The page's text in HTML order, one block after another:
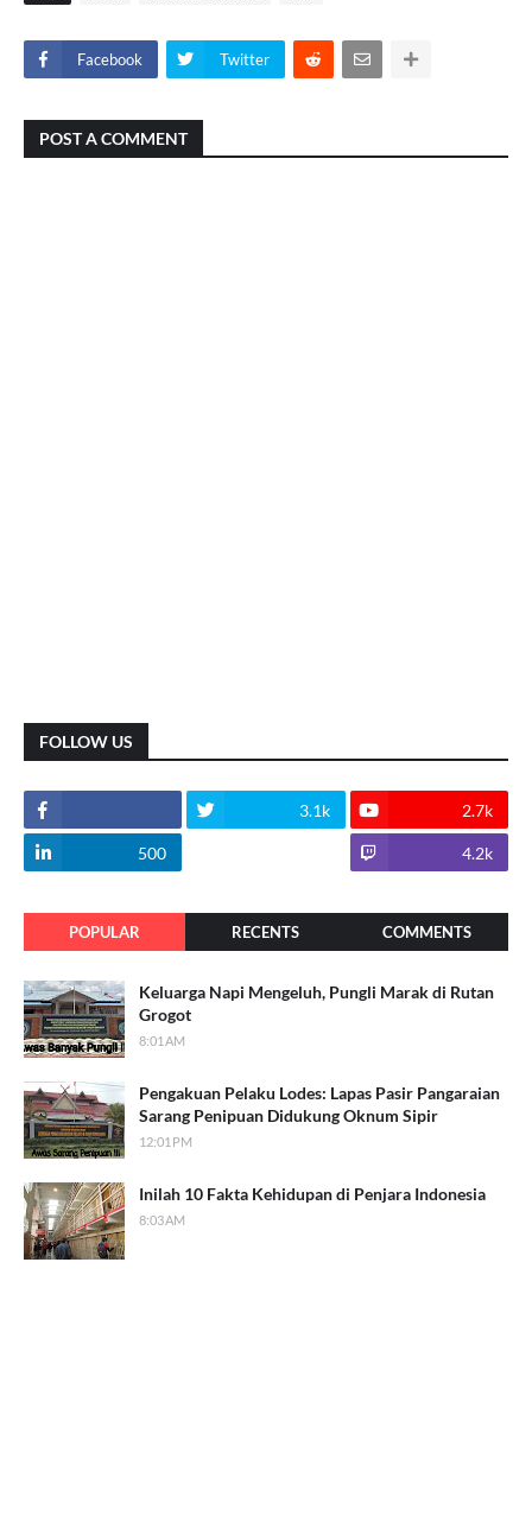
Facebook Twitter
POST A COMMENT
FOLLOW US
3.1k 2.7k
500 4.2k
POPULAR RECENTS COMMENTS
Keluarga Napi Mengeluh, Pungli Marak di Rutan
Grogot
8:01 AM
Pengakuan Pelaku Lodes: Lapas Pasir Pangaraian
Sarang Penipuan Didukung Oknum Sipir
12:01 PM
Inilah 10 Fakta Kehidupan di Penjara Indonesia
8:03 AM